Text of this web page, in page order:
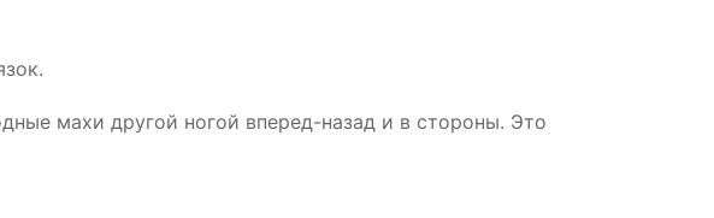
махи другой ногой вперед-назад и в стороны. Это